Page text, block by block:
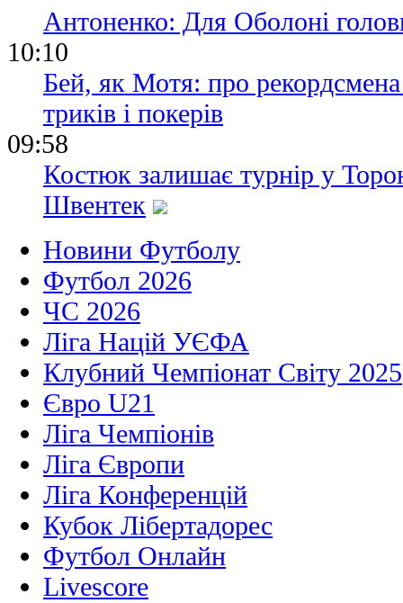
Антоненко: Для Оболоні
10:10
Бей, як Мотя: про
триків і покерів
09:58
Костюк залишає турнір у
Швентек
Новини Футболу
Футбол 2026
ЧС 2026
Ліга Націй УЄФА
Клубний Чемпіонат Світу 2025
Євро U21
Ліга Чемпіонів
Ліга Європи
Ліга Конференцій
Кубок Лібертадорес
Футбол Онлайн
Livescore